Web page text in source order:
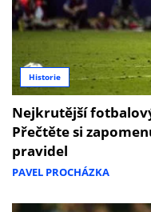
Historie
Nejkrutější
Přečtěte si
pravidel
PAVEL PROCHÁZKA